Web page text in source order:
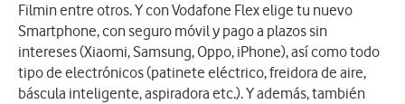
Filmin entre otros. Y con Vodafone Flex elige tu nuevo
Smartphone, con seguro móvil y pago a plazos sin
intereses (Xiaomi, Samsung, Oppo, iPhone), así como todo
tipo de electrónicos (patinete eléctrico, freidora de aire,
báscula inteligente, aspiradora etc.). Y además, también